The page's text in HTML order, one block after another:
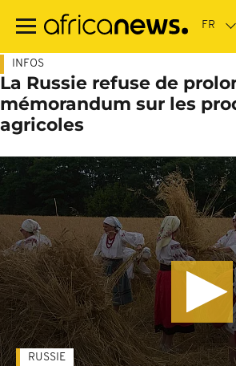
contenu
INFOS
La Russie refuse de
mémorandum sur les
agricoles
RUSSIE